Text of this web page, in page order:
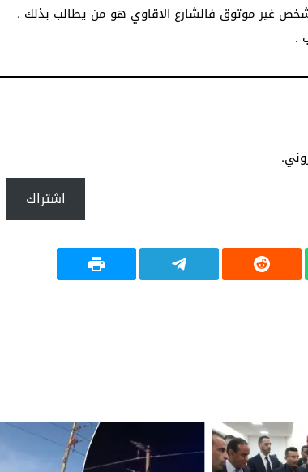
شخص غير موتوق فالشارع الاقاوي هو من يطالب بذلك .
.
اشتراك